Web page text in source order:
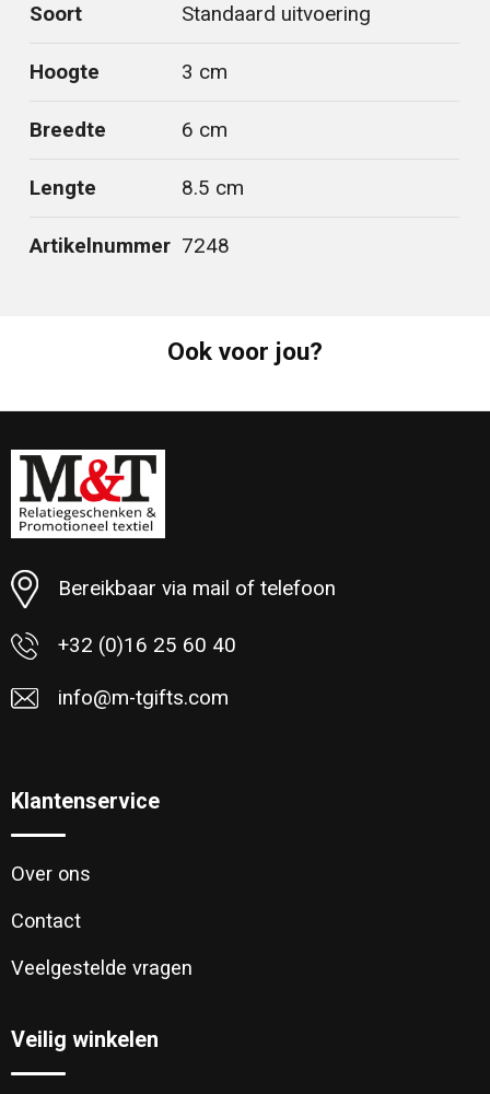
Soort Standaard uitvoering
Hoogte 3 cm
Breedte 6 cm
Lengte 8.5 cm
Artikelnummer 7248
Ook voor jou?
Bereikbaar via mail of telefoon
+32 (0)16 25 60 40
info@m-tgifts.com
Klantenservice
Over ons
Contact
Veelgestelde vragen
Veilig winkelen